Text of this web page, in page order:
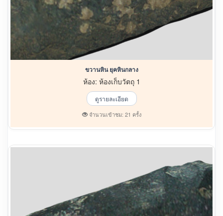
ขวานหิน ยุคหินกลาง
ห้อง: ห้องเก็บวัตถุ 1
ดูรายละเอียด
จำนวนเข้าชม: 21 ครั้ง